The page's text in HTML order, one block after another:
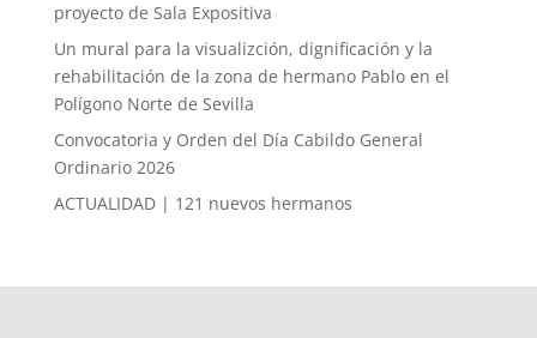
proyecto de Sala Expositiva
Un mural para la visualizción, dignificación y la
rehabilitación de la zona de hermano Pablo en el
Polígono Norte de Sevilla
Convocatoria y Orden del Día Cabildo General
Ordinario 2026
ACTUALIDAD | 121 nuevos hermanos